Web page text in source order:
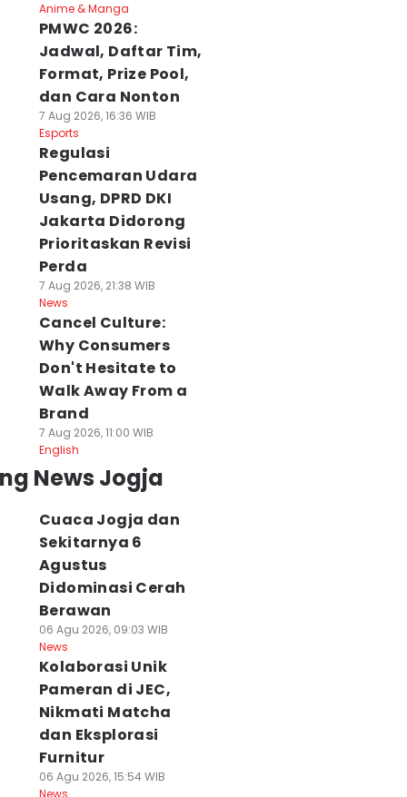
Anime & Manga
PMWC 2026:
Jadwal, Daftar Tim,
Format, Prize Pool,
dan Cara Nonton
7 Aug 2026, 16:36 WIB
Esports
Regulasi
Pencemaran Udara
Usang, DPRD DKI
Jakarta Didorong
Prioritaskan Revisi
Perda
7 Aug 2026, 21:38 WIB
News
Cancel Culture:
Why Consumers
Don't Hesitate to
Walk Away From a
Brand
7 Aug 2026, 11:00 WIB
English
News Jogja
Cuaca Jogja dan
Sekitarnya 6
Agustus
Didominasi Cerah
Berawan
06 Agu 2026, 09:03 WIB
News
Kolaborasi Unik
Pameran di JEC,
Nikmati Matcha
dan Eksplorasi
Furnitur
06 Agu 2026, 15:54 WIB
News